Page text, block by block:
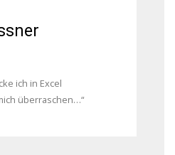
ich in Excel
überraschen…“